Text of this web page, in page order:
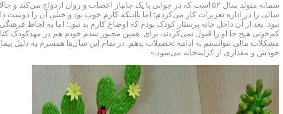
سمانه متولد سال ۵۲ است که در جوانی با یک جانباز اعصاب و روان
سالی را در اداره تعزیرات کار می‌کردم؛ اما بااینکه کارم خوب بود و خیلی آن را
نبود. بعد از آن داخل خانه پرستار کودک بودم که اوضاع کارم بد نبود؛ اما به لحاظ
کم‌خونی هیچ جا او را قبول نمی‌کردند. برای همین مجبور شدم خودم هم در مهدکودک
مشکلات مالی نتوانستم به ادامه تحصیلات بدهم. در تمام این سال‌ها همسرم به دلیل
خودش و مقداری از کرایه‌خانه می‌شود.»